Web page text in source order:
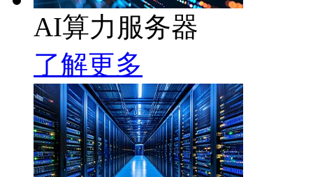
AI算力服务器
了解更多